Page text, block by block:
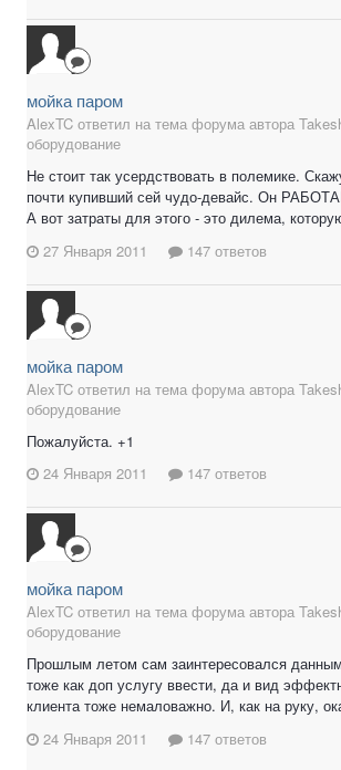
мойка паром
AlexTC ответил на тема форума автора
оборудование
Не стоит так усердствовать в полемике.
почти купивший сей чудо-девайс. Он
А вот затраты для этого - это дилема,
27 Января 2011
147 ответов
мойка паром
AlexTC ответил на тема форума автора
оборудование
Пожалуйста. +1
24 Января 2011
147 ответов
мойка паром
AlexTC ответил на тема форума автора
оборудование
Прошлым летом сам заинтересовался
тоже как доп услугу ввести, да и вид
клиента тоже немаловажно. И, как на руку,
24 Января 2011
147 ответов